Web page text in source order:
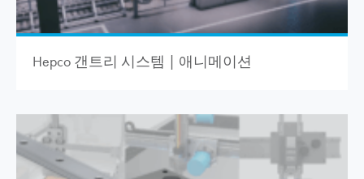
Hepco 갠트리 시스템 | 애니메이션